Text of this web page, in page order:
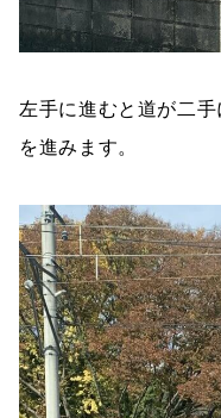
左手に進むと道が二
を進みます。